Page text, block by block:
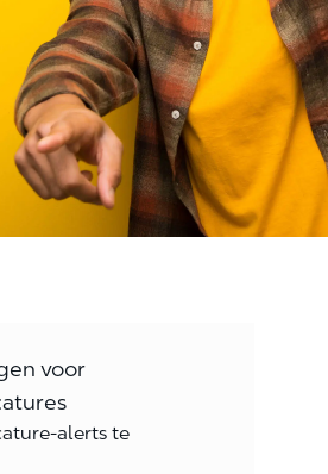
voor
alerts te